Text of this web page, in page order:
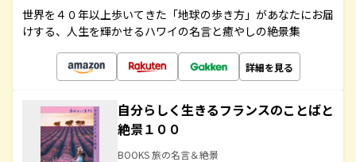
世界を４０年以上歩いてきた「地球の歩き方」があなたにお届
けする、人生を輝かせるハワイの名言と癒やしの絶景集
詳細を見る
自分らしく生きるフランスのことばと
絶景１００
BOOKS 旅の名言＆絶景